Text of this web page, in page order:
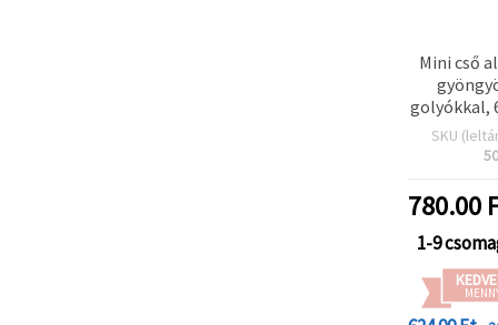
Mini cső
golyókkal,
SKU
780.00
1-9